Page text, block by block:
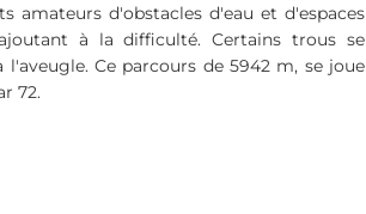
amateurs d'obstacles d'eau et d'espaces
à la difficulté. Certains trous se
l'aveugle. Ce parcours de 5942 m, se joue
72.